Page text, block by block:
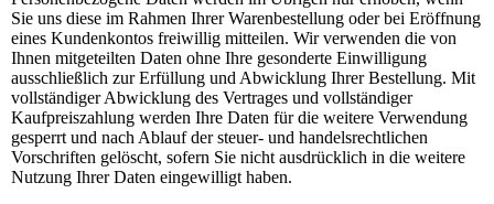
Sie uns diese im Rahmen Ihrer Warenbestellung oder bei Eröffnung
eines Kundenkontos freiwillig mitteilen. Wir verwenden die von
Ihnen mitgeteilten Daten ohne Ihre gesonderte Einwilligung
ausschließlich zur Erfüllung und Abwicklung Ihrer Bestellung. Mit
vollständiger Abwicklung des Vertrages und vollständiger
Kaufpreiszahlung werden Ihre Daten für die weitere Verwendung
gesperrt und nach Ablauf der steuer- und handelsrechtlichen
Vorschriften gelöscht, sofern Sie nicht ausdrücklich in die weitere
Nutzung Ihrer Daten eingewilligt haben.